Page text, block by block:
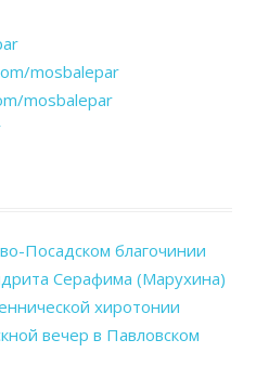
mosbalepar
mosbalepar
Посадском благочинии
Серафима (Марухина)
хиротонии
вечер в Павловском